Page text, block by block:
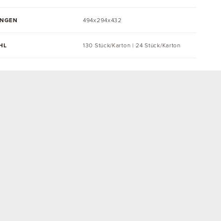
494x294x432
130 Stück/Karton | 24 Stück/Karton